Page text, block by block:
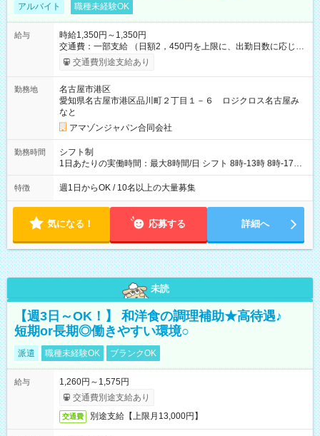
アルバイト 職種未経験OK
給与
時給1,350円～1,350円
交通費：一部支給 （日額2，450円を上限に、出勤日数に応じて
実費支給） ※22:00～翌5:00までは時給25%UP！ ■給与前払い
制度あり ※前払い額の上限あり、手数料無料（Amazon負担）
交通費別途支給あり
勤務地
名古屋市港区
愛知県名古屋市港区品川町２丁目１－６ ロジクロス名古屋み
なと
アマゾンジャパン合同会社
勤務時間
シフト制
1日あたりの実働時間：最大8時間/日 シフト 8時-13時 8時-17時
12時-21時 17時-21時
特徴 週1日からOK / 10名以上の大量募集
気になる！ 応募する 詳細へ
未読
【週3日～OK！】 和洋食の調理補助★高待遇♪
短期or長期◎働きやすい環境○
派遣 職種未経験OK ブランクOK
給与
1,260円～1,575円
交通費別途支給あり
交通費 別途支給【上限月13,000円】